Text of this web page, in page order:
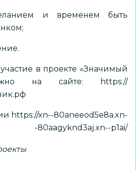
и временем быть
в проекте «Значимый
на сайте:
https://
https://xn--80aneeod5e8a.xn-
-80aagyknd3aj.xn--p1ai/